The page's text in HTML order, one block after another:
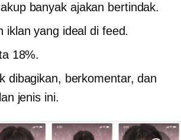
banyak ajakan bertindak.
iklan yang ideal di feed.
18%.
dibagikan, berkomentar, dan
jenis ini.